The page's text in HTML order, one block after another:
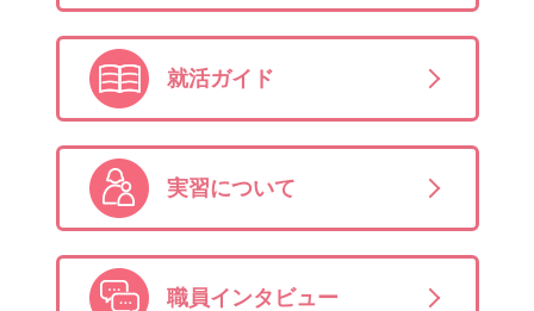
就活ガイド
実習について
職員インタビュー